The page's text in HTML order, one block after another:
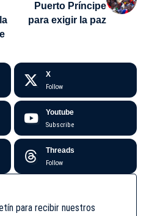
Puerto Príncipe
para exigir la paz
X
Follow
Youtube
Subscribe
Threads
Follow
para recibir nuestros